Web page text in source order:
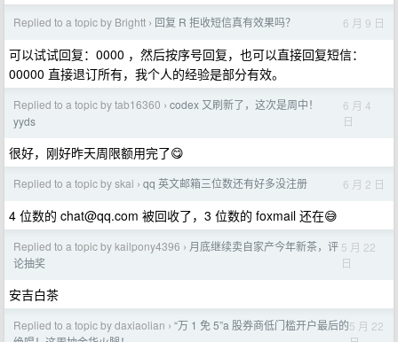
Replied to a topic by Brightt › 回复 R 拒收短信真有效果吗？ 6 月 9 日
可以试试回复：0000 ，然后按序号回复，也可以直接回复短信：
00000 直接退订所有，我个人的经验是部分有效。
Replied to a topic by tab16360 › codex 又刷新了，这次是周中！
yyds
6 月 4
日
很好，刚好昨天周限额用完了😋
Replied to a topic by skai › qq 英文邮箱三位数还有好多没注册 6 月 2 日
4 位数的 chat@qq.com 被回收了，3 位数的 foxmail 还在😅
Replied to a topic by kailpony4396 › 月底继续卖自家产今年新茶，评
论抽奖
5 月 22
日
安吉白茶
Replied to a topic by daxiaolian › “万 1 免 5”a 股券商低门槛开户最后的5 月 22